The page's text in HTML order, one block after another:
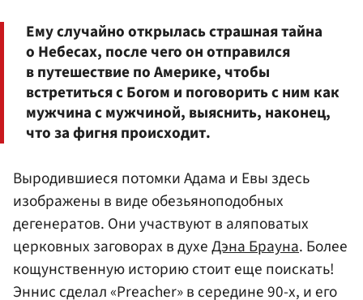
Ему случайно открылась страшная тайна
о Небесах, после чего он отправился
в путешествие по Америке, чтобы
встретиться с Богом и поговорить с ним как
мужчина с мужчиной, выяснить, наконец,
что за фигня происходит.
Выродившиеся потомки Адама и Евы здесь
изображены в виде обезьяноподобных
дегенератов. Они участвуют в аляповатых
церковных заговорах в духеДэна Брауна. Более
кощунственную историю стоит еще поискать!
Эннис сделал «Preacher» в середине 90-х, и его